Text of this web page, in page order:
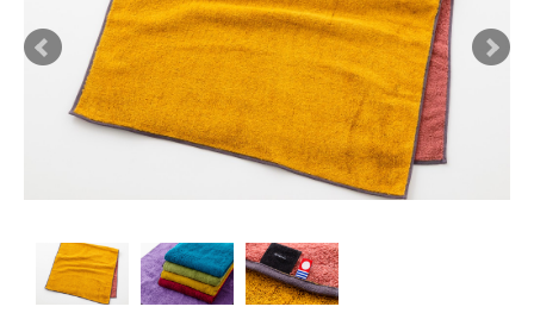
カテゴリから探す
刺繍について